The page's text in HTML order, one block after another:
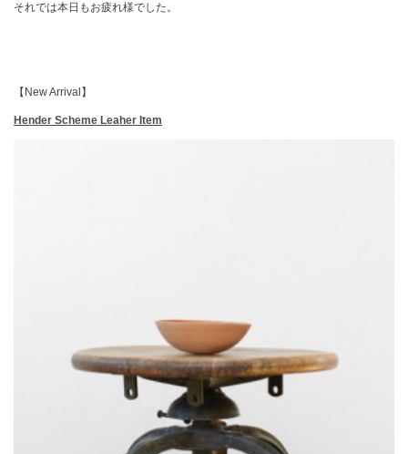
それでは本日もお疲れ様でした。
【New Arrival】
Hender Scheme Leaher Item